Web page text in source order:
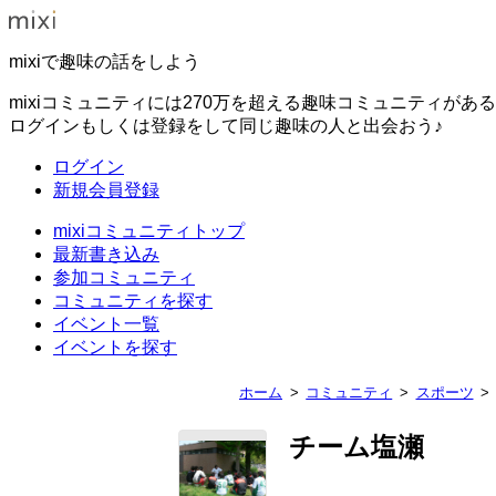
mixiで趣味の話をしよう
mixiコミュニティには270万を超える趣味コミュニティがある
ログインもしくは登録をして同じ趣味の人と出会おう♪
ログイン
新規会員登録
mixiコミュニティトップ
最新書き込み
参加コミュニティ
コミュニティを探す
イベント一覧
イベントを探す
ホーム コミュニティ スポーツ
チーム塩瀬